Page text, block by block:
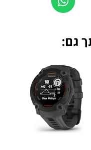
גם: